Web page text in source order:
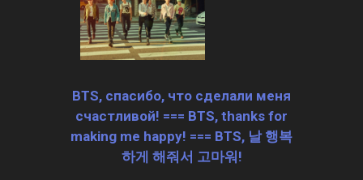
BTS, спасибо, что сделали меня
счастливой! === BTS, thanks for
making me happy! === BTS, 날 행복
하게 해줘서 고마워!